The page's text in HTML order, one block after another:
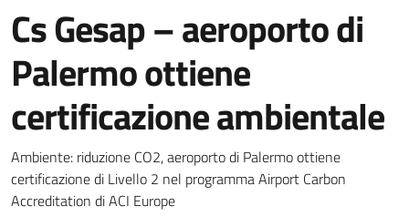
Cs Gesap – aeroporto di
Palermo ottiene
certificazione ambientale
Dettagli della notizia
Ambiente: riduzione CO2, aeroporto di Palermo ottiene
certificazione di Livello 2 nel programma Airport Carbon
Accreditation di ACI Europe